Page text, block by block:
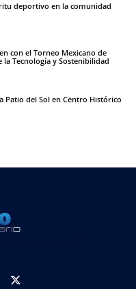
deportivo en la comunidad
con el Torneo Mexicano de
la Tecnología y Sostenibilidad
Patio del Sol en Centro Histórico